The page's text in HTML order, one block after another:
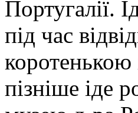
Португалії.
під час
коротенькою
пізніше іде